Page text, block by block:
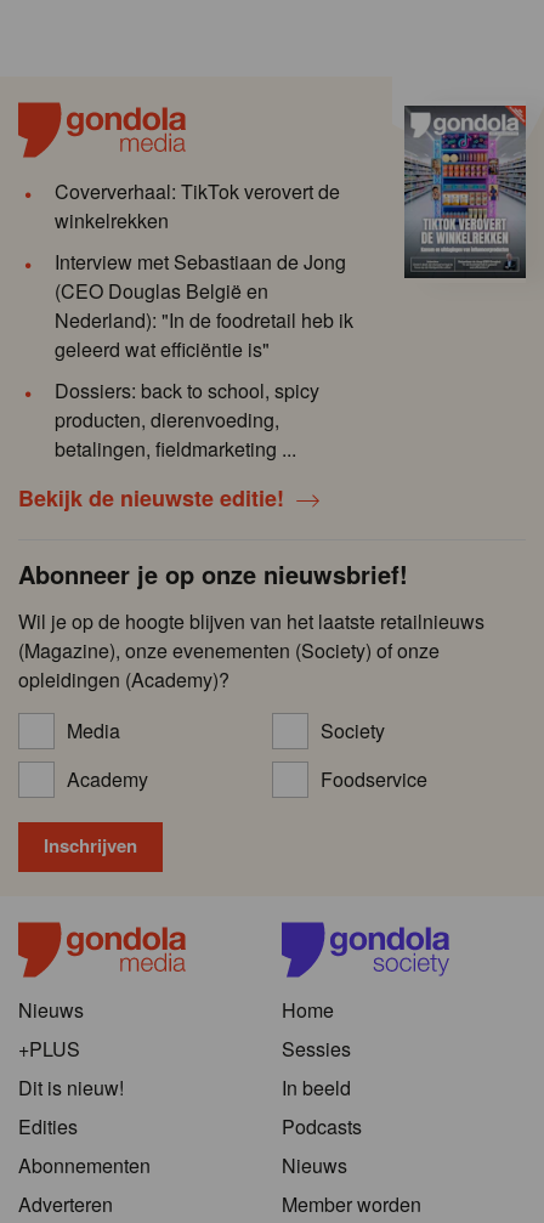
Coververhaal: TikTok verovert de
winkelrekken
Interview met Sebastiaan de Jong
(CEO Douglas België en
Nederland): "In de foodretail heb ik
geleerd wat efficiëntie is"
Dossiers: back to school, spicy
producten, dierenvoeding,
betalingen, fieldmarketing ...
Bekijk de nieuwste editie!
Abonneer je op onze nieuwsbrief!
Wil je op de hoogte blijven van het laatste retailnieuws
(Magazine), onze evenementen (Society) of onze
opleidingen (Academy)?
Media
Society
Academy
Foodservice
Nieuws
+PLUS
Dit is nieuw!
Edities
Abonnementen
Adverteren
Home
Sessies
In beeld
Podcasts
Nieuws
Member worden